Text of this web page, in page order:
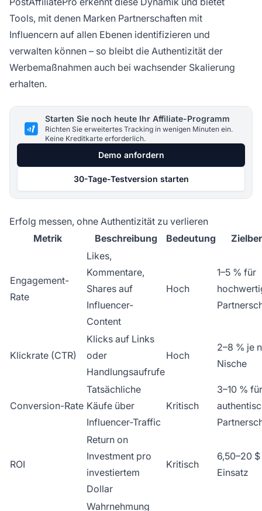
Tools, mit denen Marken Partnerschaften mit
Influencern auf allen Ebenen identifizieren und
verwalten können – so bleibt die Authentizität der
Werbemaßnahmen auch bei wachsender Skalierung
erhalten.
Starten Sie noch heute Ihr Affiliate-Programm
Richten Sie erweitertes Tracking in wenigen Minuten ein.
Keine Kreditkarte erforderlich.
Demo anfordern
30-Tage-Testversion starten
Erfolg messen, ohne Authentizität zu verlieren
Metrik
Beschreibung Bedeutung
Engagement-
Rate
Likes,
Kommentare,
Shares auf
Influencer-
Content
Hoch
1–5 % für
Klickrate (CTR)
Klicks auf Links
oder
Handlungsaufrufe
Hoch
2–8 % je
Nische
Conversion-Rate
Tatsächliche
Käufe über
Influencer-Traffic
Kritisch
3–10 % für
ROI
Return on
Investment pro
investiertem
Dollar
Kritisch
6,50–20
Einsatz
Wahrnehmung